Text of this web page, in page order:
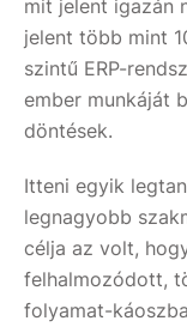
mit jelent igazán
jelent több mint
szintű ERP-
ember munkáját
döntések.
Itteni egyik
legnagyobb
célja az volt,
felhalmozódott,
folyamat-